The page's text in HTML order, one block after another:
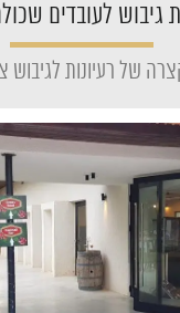
של רעיונות לגיבוש